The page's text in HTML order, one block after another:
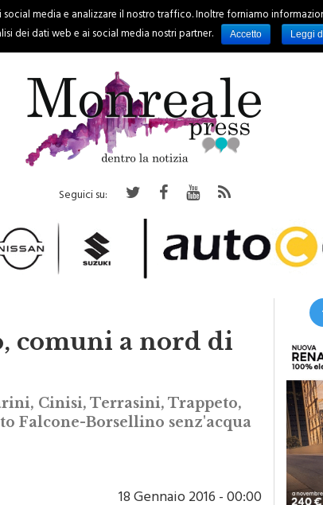
REGIONE EVENTI RUBRICHE SPORT
Seguici su:
comuni a nord di
Cinisi, Terrasini, Trappeto,
Falcone-Borsellino senz'acqua
18 Gennaio 2016 - 00:00
media e analizzare il nostro traffico. Inoltre forniamo
dei dati web e ai social media nostri partner.
Accetto Leggi